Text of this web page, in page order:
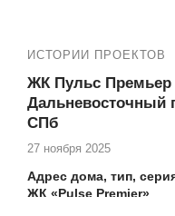
ИСТОРИИ ПРОЕКТОВ
ЖК Пульс Премьер
Дальневосточный
СПб
27 ноября 2025
Адрес дома, тип,
ЖК «Pulse Premier»